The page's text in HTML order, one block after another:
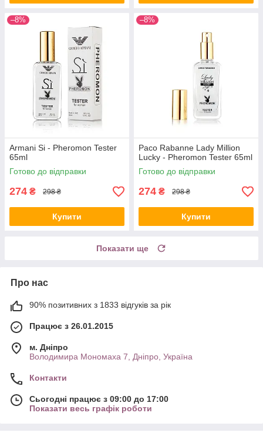
–8%
Armani Si - Pheromon Tester
65ml
Готово до відправки
274 ₴ 298 ₴
Купити
–8%
Paco Rabanne Lady Million
Lucky - Pheromon Tester 65ml
Готово до відправки
274 ₴ 298 ₴
Купити
Показати ще
Про нас
90% позитивних з 1833 відгуків за рік
Працює з 26.01.2015
м. Дніпро
Володимира Мономаха 7, Дніпро, Україна
Контакти
Сьогодні працює з 09:00 до 17:00
Показати весь графік роботи